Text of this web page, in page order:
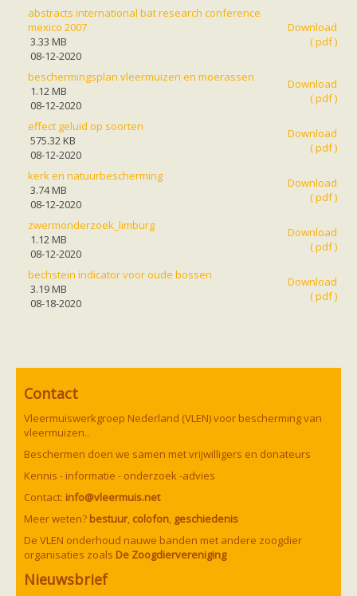
abstracts international bat research conference
mexico 2007
3.33 MB
08-12-2020
Download
( pdf )
beschermingsplan vleermuizen en moerassen
1.12 MB
08-12-2020
Download
( pdf )
effect geluid op soorten
575.32 KB
08-12-2020
Download
( pdf )
kerk en natuurbescherming
3.74 MB
08-12-2020
Download
( pdf )
zwermonderzoek_limburg
1.12 MB
08-12-2020
Download
( pdf )
bechstein indicator voor oude bossen
3.19 MB
08-18-2020
Download
( pdf )
Contact
Vleermuiswerkgroep Nederland (VLEN) voor bescherming van
vleermuizen..
Beschermen doen we samen met vrijwilligers en donateurs
Kennis - informatie - onderzoek -advies
Contact: info@vleermuis.net
Meer weten? bestuur, colofon, geschiedenis
De VLEN onderhoud nauwe banden met andere zoogdier
organisaties zoals De Zoogdiervereniging
Nieuwsbrief